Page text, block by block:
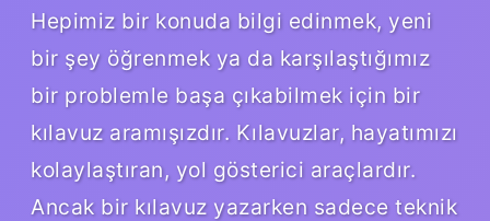
Hepimiz bir konuda bilgi edinmek, yeni
bir şey öğrenmek ya da karşılaştığımız
bir problemle başa çıkabilmek için bir
kılavuz aramışızdır. Kılavuzlar, hayatımızı
kolaylaştıran, yol gösterici araçlardır.
Ancak bir kılavuz yazarken sadece teknik